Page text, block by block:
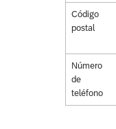
Código
postal
Número
de
teléfono